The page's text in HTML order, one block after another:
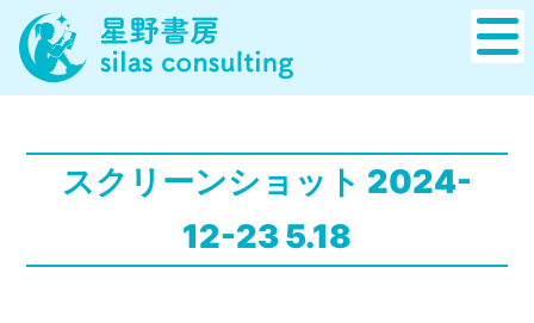
スクリーンショット 2024-
12-23 5.18